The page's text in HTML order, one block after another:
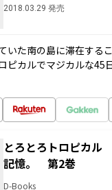
2018.03.29 発売
いた南の島に滞在する
ピカルでマジカルな45
とろとろトロピカル
記憶。 第2巻
D-Books